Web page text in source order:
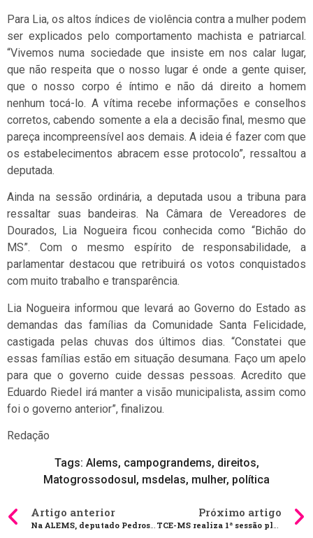
Para Lia, os altos índices de violência contra a mulher podem
ser explicados pelo comportamento machista e patriarcal.
“Vivemos numa sociedade que insiste em nos calar lugar,
que não respeita que o nosso lugar é onde a gente quiser,
que o nosso corpo é íntimo e não dá direito a homem
nenhum tocá-lo. A vítima recebe informações e conselhos
corretos, cabendo somente a ela a decisão final, mesmo que
pareça incompreensível aos demais. A ideia é fazer com que
os estabelecimentos abracem esse protocolo”, ressaltou a
deputada.
Ainda na sessão ordinária, a deputada usou a tribuna para
ressaltar suas bandeiras. Na Câmara de Vereadores de
Dourados, Lia Nogueira ficou conhecida como “Bichão do
MS”. Com o mesmo espírito de responsabilidade, a
parlamentar destacou que retribuirá os votos conquistados
com muito trabalho e transparência.
Lia Nogueira informou que levará ao Governo do Estado as
demandas das famílias da Comunidade Santa Felicidade,
castigada pelas chuvas dos últimos dias. “Constatei que
essas famílias estão em situação desumana. Faço um apelo
para que o governo cuide dessas pessoas. Acredito que
Eduardo Riedel irá manter a visão municipalista, assim como
foi o governo anterior”, finalizou.
Redação
Tags: Alems, campograndems, direitos,
Matogrossodosul, msdelas, mulher, política
Artigo anterior
Na ALEMS, deputado Pedrossian Neto debate a grave situação da Saúde no Estado
Próximo artigo
TCE-MS realiza 1ª sessão plenária nesta quarta-feira